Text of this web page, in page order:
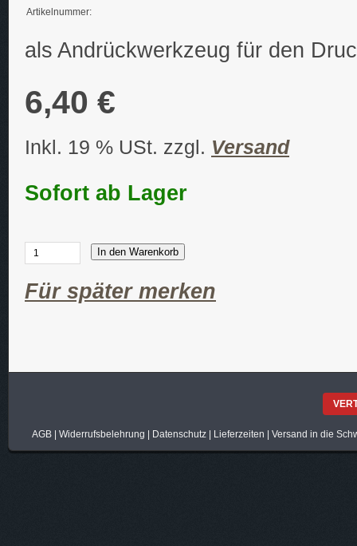
Artikelnummer:
als Andrückwerkzeug für den
6,40 €
Inkl. 19 % USt. zzgl. Versand
Sofort ab Lager
In den Warenkorb
Für später merken
AGB| Widerrufsbelehrung Datenschutz| Lieferzeiten Versand in die